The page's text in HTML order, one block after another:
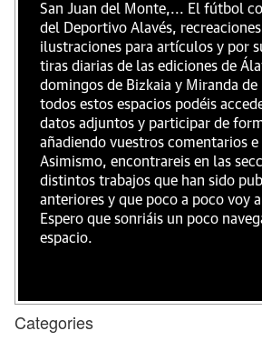
San Juan del Monte,... El fútbol
del Deportivo Alavés,
ilustraciones para artículos y por
tiras diarias de las ediciones de
domingos de Bizkaia y Miranda de
todos estos espacios podéis
datos adjuntos y participar de
añadiendo vuestros comentarios e
Asimismo, encontrareis en las
distintos trabajos que han sido
anteriores y que poco a poco voy
Espero que sonriáis un poco
espacio.
Categories